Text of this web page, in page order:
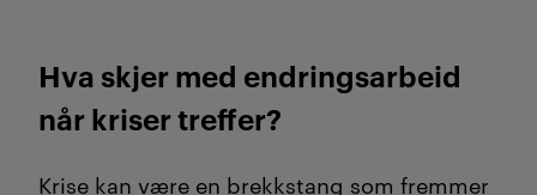
Hva skjer med endringsarbeid
når kriser treffer?
Krise kan være en brekkstang som fremmer